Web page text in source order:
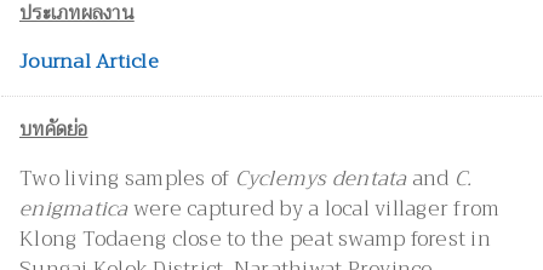
ประเภทผลงาน
Journal Article
บทคัดย่อ
Two living samples of Cyclemys dentataand C.
enigmaticawere captured by a local villager from
Klong Todaeng close to the peat swamp forest in